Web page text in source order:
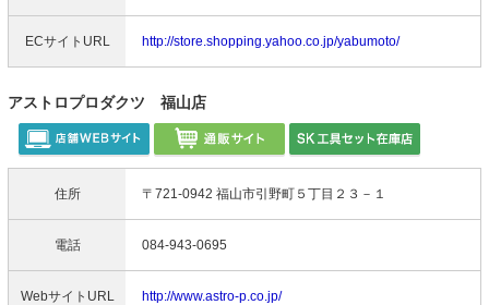
ECサイトURL http://store.shopping.yahoo.co.jp/yabumoto/
アストロプロダクツ 福山店
住所 〒721-0942 福山市引野町５丁目２３－１
電話 084-943-0695
WebサイトURL http://www.astro-p.co.jp/